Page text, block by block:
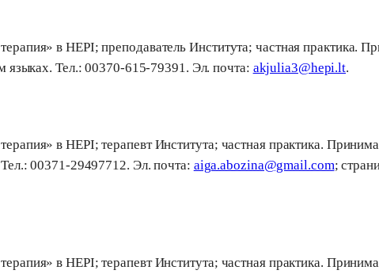
в HEPI; преподаватель Института; частная практика.
языках. Teл.: 00370-615-79391. Эл. почта: akjulia3@hepi.lt.
в HEPI; терапевт Института; частная практика.
00371-29497712. Эл. почта: aiga.abozina@gmail.com;
в HEPI; терапевт Института; частная практика.